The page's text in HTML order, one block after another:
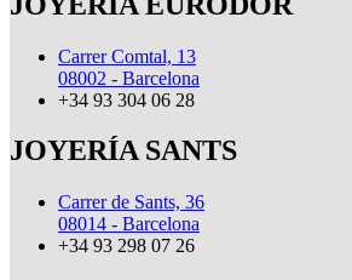
Carrer Comtal, 13
08002 - Barcelona
+34 93 304 06 28
JOYERÍA SANTS
Carrer de Sants, 36
08014 - Barcelona
+34 93 298 07 26